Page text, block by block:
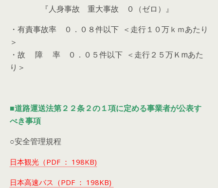
『人身事故 重大事故 ０（ゼロ）』
・有責事故率 ０．０８件以下 ＜走行１０万ｋｍあたり
＞
・故 障 率 ０．０５件以下 ＜走行２５万Ｋmあた
り＞
■道路運送法第２２条２の１項に定める事業者が公表す
べき事項
○安全管理規程
日本観光（PDF ： 198KB)
日本高速バス（PDF ： 198KB)